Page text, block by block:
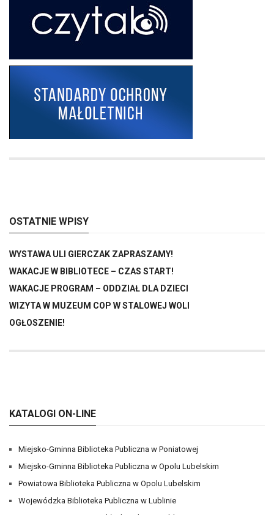
OSTATNIE WPISY
WYSTAWA ULI GIERCZAK ZAPRASZAMY!
WAKACJE W BIBLIOTECE – CZAS START!
WAKACJE PROGRAM – ODDZIAŁ DLA DZIECI
WIZYTA W MUZEUM COP W STALOWEJ WOLI
OGŁOSZENIE!
KATALOGI ON-LINE
Miejsko-Gminna Biblioteka Publiczna w Poniatowej
Miejsko-Gminna Biblioteka Publiczna w Opolu Lubelskim
Powiatowa Biblioteka Publiczna w Opolu Lubelskim
Wojewódzka Biblioteka Publiczna w Lublinie